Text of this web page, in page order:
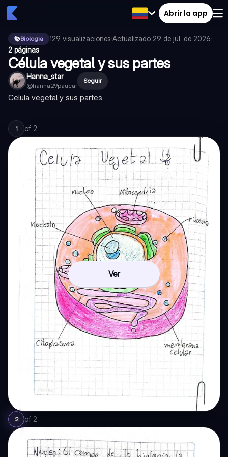
Abrir la app
Biologia 129 visualizaciones·Actualizado 29 de jul. de 2026·
2 páginas
Célula vegetal y sus partes
Hanna_star
@hanna29paucar
Seguir
Celula vegetal y sus partes
1 of 2
Ver
2 of 2